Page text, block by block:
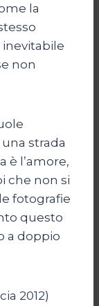
la
non
strada
è l’amore,
che non si
fotografie
questo
a doppio
2012)